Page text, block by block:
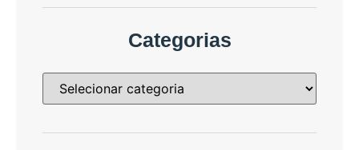
Categorias